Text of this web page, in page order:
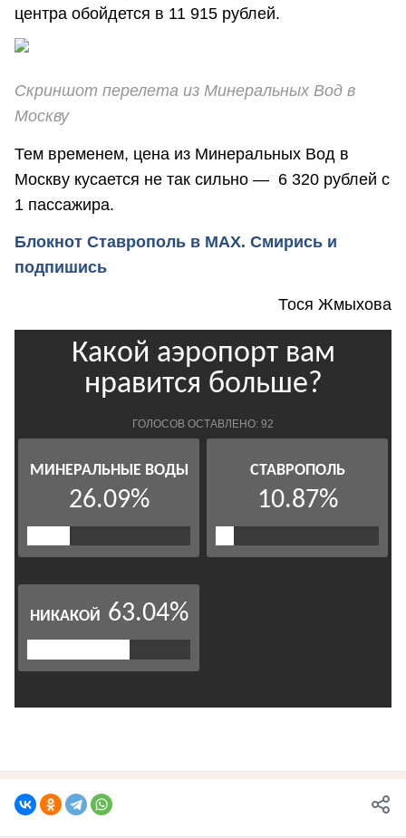
центра обойдется в 11 915 рублей.
Скриншот перелета из Минеральных Вод в
Москву
Тем временем, цена из Минеральных Вод в
Москву кусается не так сильно — 6 320 рублей с
1 пассажира.
Блокнот Ставрополь в MAX. Смирись и
подпишись
Тося Жмыхова